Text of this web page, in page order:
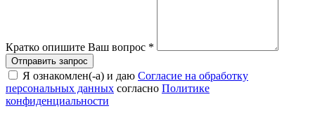
Кратко опишите Ваш вопрос *
Я ознакомлен(-а) и даю Согласие на обработку
персональных данных согласно Политике
конфиденциальности